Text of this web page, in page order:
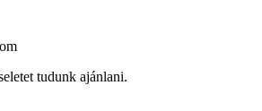
tudunk ajánlani.